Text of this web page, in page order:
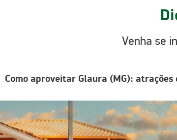
Venha se
Como aproveitar Glaura (MG):